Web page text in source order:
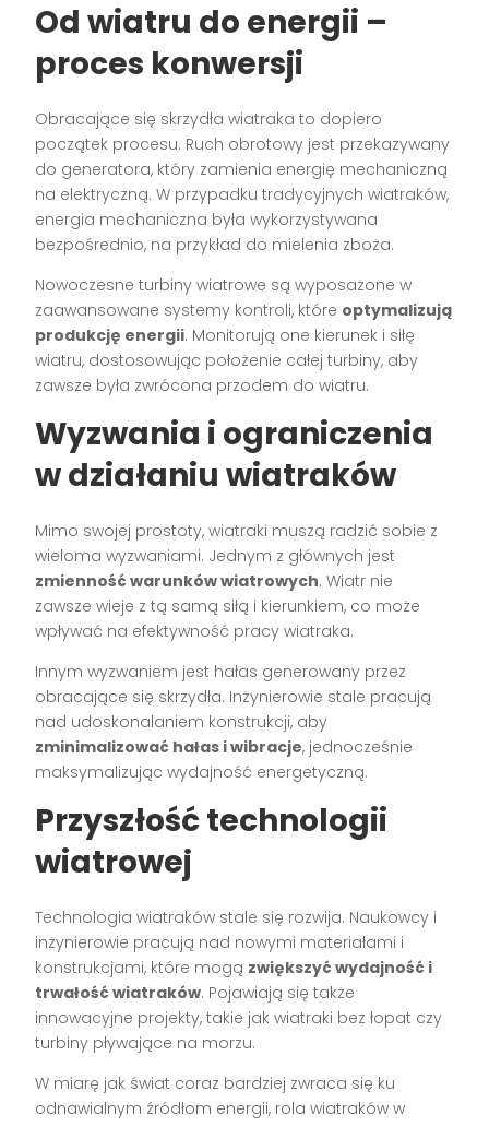
Od wiatru do energii –
proces konwersji
Obracające się skrzydła wiatraka to dopiero
początek procesu. Ruch obrotowy jest przekazywany
do generatora, który zamienia energię mechaniczną
na elektryczną. W przypadku tradycyjnych wiatraków,
energia mechaniczna była wykorzystywana
bezpośrednio, na przykład do mielenia zboża.
Nowoczesne turbiny wiatrowe są wyposażone w
zaawansowane systemy kontroli, które optymalizują
produkcję energii. Monitorują one kierunek i siłę
wiatru, dostosowując położenie całej turbiny, aby
zawsze była zwrócona przodem do wiatru.
Wyzwania i ograniczenia
w działaniu wiatraków
Mimo swojej prostoty, wiatraki muszą radzić sobie z
wieloma wyzwaniami. Jednym z głównych jest
zmienność warunków wiatrowych. Wiatr nie
zawsze wieje z tą samą siłą i kierunkiem, co może
wpływać na efektywność pracy wiatraka.
Innym wyzwaniem jest hałas generowany przez
obracające się skrzydła. Inżynierowie stale pracują
nad udoskonalaniem konstrukcji, aby
zminimalizować hałas i wibracje, jednocześnie
maksymalizując wydajność energetyczną.
Przyszłość technologii
wiatrowej
Technologia wiatraków stale się rozwija. Naukowcy i
inżynierowie pracują nad nowymi materiałami i
konstrukcjami, które mogą zwiększyć wydajność i
trwałość wiatraków. Pojawiają się także
innowacyjne projekty, takie jak wiatraki bez łopat czy
turbiny pływające na morzu.
W miarę jak świat coraz bardziej zwraca się ku
odnawialnym źródłom energii, rola wiatraków w